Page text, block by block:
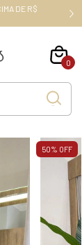
DE R$
0
50% OFF